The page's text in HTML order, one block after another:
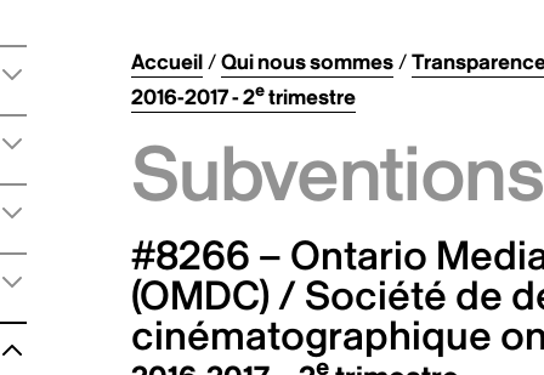
Accueil/Qui nous sommes/
2016-2017 - 2etrimestre
#8266 – Ontario
(OMDC) / Société de
cinématographique
e